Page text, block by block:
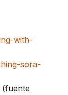
with-
sora-
(fuente